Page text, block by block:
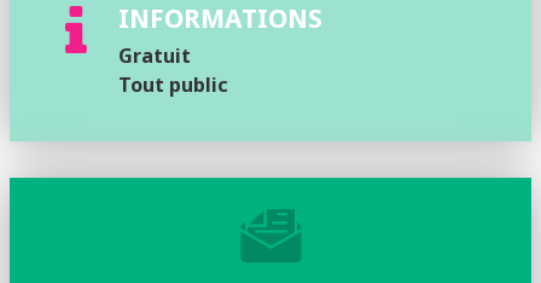
INFORMATIONS
Gratuit
Tout public